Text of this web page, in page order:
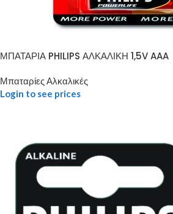
ΜΠΑΤΑΡΙΑ PHILIPS ΑΛΚΑΛΙΚΗ 1,5V AAA
Μπαταρίες Αλκαλικές
Login to see prices